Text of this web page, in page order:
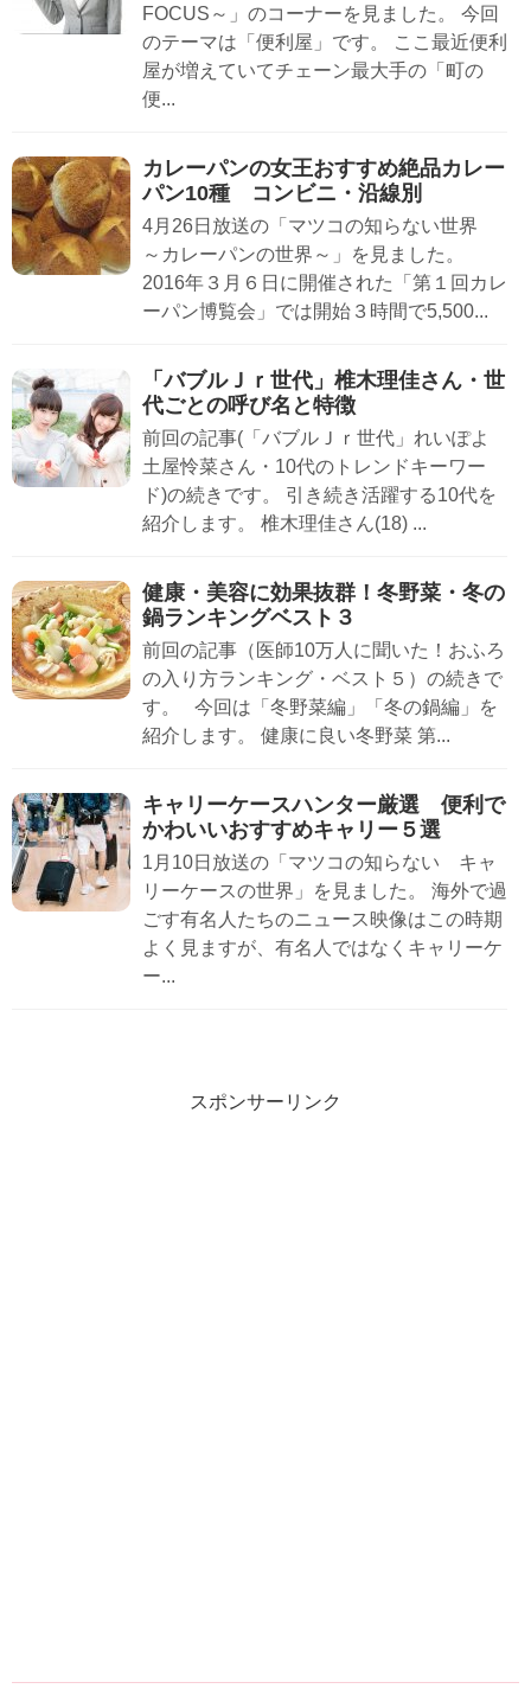
FOCUS～」のコーナーを見ました。 今回
のテーマは「便利屋」です。 ここ最近便利
屋が増えていてチェーン最大手の「町の
便...
カレーパンの女王おすすめ絶品カレー
パン10種 コンビニ・沿線別
4月26日放送の「マツコの知らない世界
～カレーパンの世界～」を見ました。
2016年３月６日に開催された「第１回カレ
ーパン博覧会」では開始３時間で5,500...
「バブルＪｒ世代」椎木理佳さん・世
代ごとの呼び名と特徴
前回の記事(「バブルＪｒ世代」れいぽよ
土屋怜菜さん・10代のトレンドキーワー
ド)の続きです。 引き続き活躍する10代を
紹介します。 椎木理佳さん(18) ...
健康・美容に効果抜群！冬野菜・冬の
鍋ランキングベスト３
前回の記事（医師10万人に聞いた！おふろ
の入り方ランキング・ベスト５）の続きで
す。 今回は「冬野菜編」「冬の鍋編」を
紹介します。 健康に良い冬野菜 第...
キャリーケースハンター厳選 便利で
かわいいおすすめキャリー５選
1月10日放送の「マツコの知らない キャ
リーケースの世界」を見ました。 海外で過
ごす有名人たちのニュース映像はこの時期
よく見ますが、有名人ではなくキャリーケ
ー...
スポンサーリンク